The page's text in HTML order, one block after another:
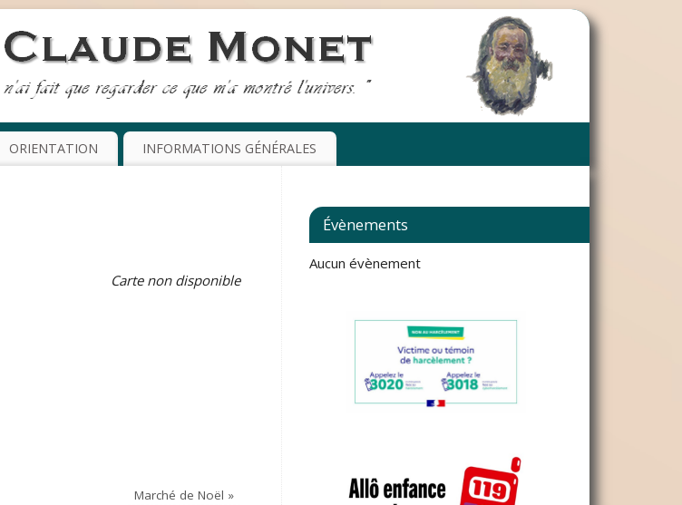
ORIENTATION INFORMATIONS GÉNÉRALES
Carte non disponible
Marché de Noël »
Évènements
Aucun évènement